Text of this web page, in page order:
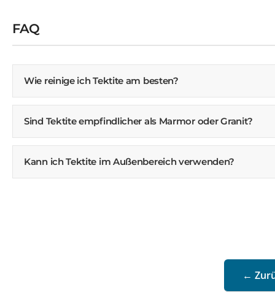
FAQ
Wie reinige ich Tektite am besten?
Sind Tektite empfindlicher als Marmor oder Granit?
Kann ich Tektite im Außenbereich verwenden?
←